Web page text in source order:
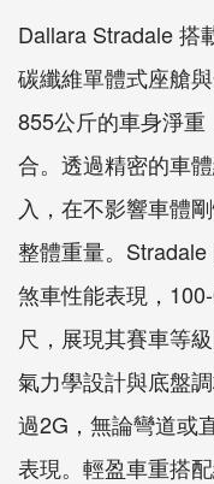
Dallara Stradale 搭
碳纖維單體式座艙
855公斤的車身淨
合。透過精密的車
入，在不影響車體
整體重量。
煞車性能表現，
尺，展現其賽車等
氣力學設計與底盤
過2G，無論彎道或
表現。輕盈車重搭